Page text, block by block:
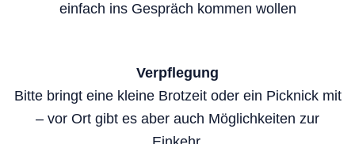
einfach ins Gespräch kommen wollen
Verpflegung
Bitte bringt eine kleine Brotzeit oder ein Picknick mit
– vor Ort gibt es aber auch Möglichkeiten zur